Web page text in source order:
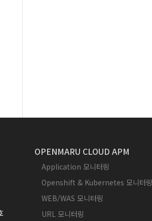
OPENMARU CLOUD APM
Application 모니터링
Openshift & Kubernetes 모니터링
WEB/WAS 모니터링
URL 모니터링